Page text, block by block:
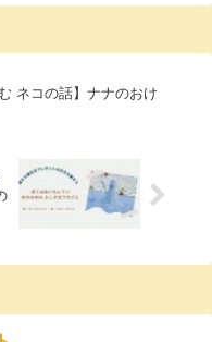
ネコの話】ナナのおけ